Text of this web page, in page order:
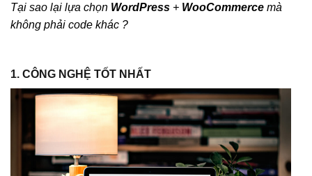
Tại sao lại lựa chọn WordPress + WooCommerce mà
không phải code khác ?
1. CÔNG NGHỆ TỐT NHẤT